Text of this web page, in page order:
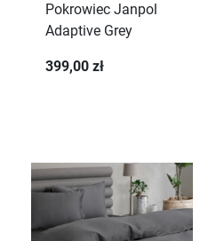
Pokrowiec Janpol
Adaptive Grey
399,00 zł